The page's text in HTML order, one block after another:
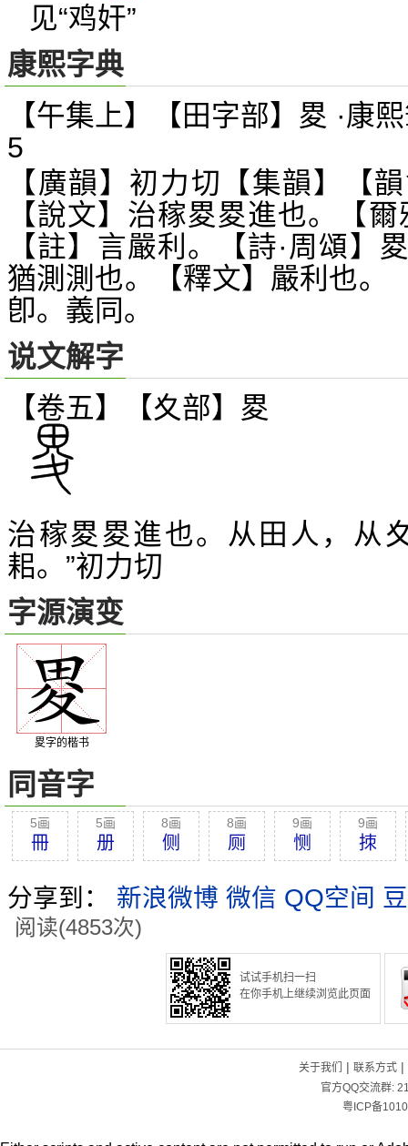
见“鸡奸”
康熙字典
【午集上】【田字部】畟 ·康
5
【廣韻】初力切【集韻】【
【說文】治稼畟畟進也。【
【註】言嚴利。【詩·周頌】
猶測測也。【釋文】嚴利也
卽。義同。
说文解字
【卷五】【夊部】 畟
治稼畟畟進也。从田人，从
耜。”初力切
字源演变
畟字的楷书
同音字
5画
冊
5画
册
8画
侧
8画
厕
9画
恻
9画
拺
分享到： 新浪微博 微信 QQ空间
阅读(4853次)
试试手机扫一扫
在你手机上继续浏览此页面
关于我们 | 联系方式|
官方QQ交流群:
粤ICP备